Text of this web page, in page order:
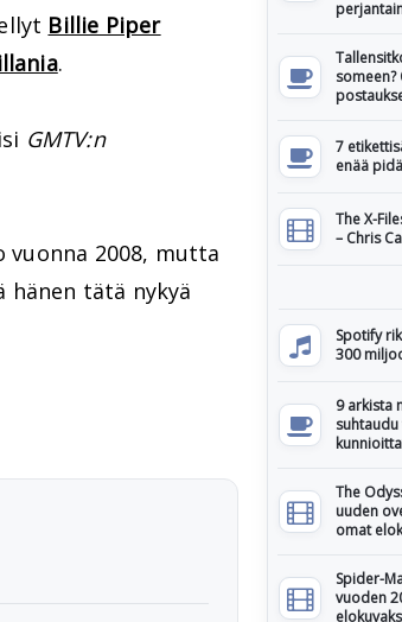
Billie Piper
.
GMTV:n
vuonna 2008, mutta
hänen tätä nykyä
7
enää
The X-
– Chris
Spotify
300
9 arkista
The
uuden
omat
Spider-
vuoden